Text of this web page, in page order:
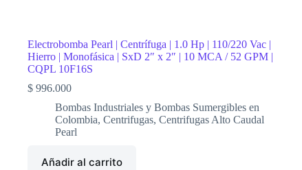
Electrobomba Pearl | Centrífuga | 1.0 Hp | 110/220 Vac |
Hierro | Monofásica | SxD 2″ x 2″ | 10 MCA / 52 GPM |
CQPL 10F16S
$ 996.000
Bombas Industriales y Bombas Sumergibles en
Colombia, Centrifugas, Centrifugas Alto Caudal
Pearl
Añadir al carrito